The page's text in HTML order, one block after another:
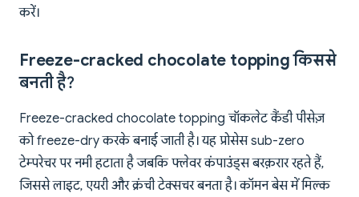
करें।
Freeze-cracked chocolate topping किससे
बनती है?
Freeze-cracked chocolate topping चॉकलेट कैंडी पीसेज़
को freeze-dry करके बनाई जाती है। यह प्रोसेस sub-zero
टेम्परेचर पर नमी हटाता है जबकि फ्लेवर कंपाउंड्स बरक़रार रहते हैं,
जिससे लाइट, एयरी और क्रंची टेक्सचर बनता है। कॉमन बेस में मिल्क